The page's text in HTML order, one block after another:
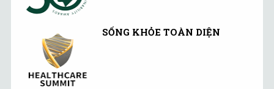
SỐNG KHỎE TOÀN DIỆN